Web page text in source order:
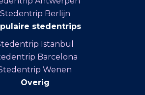
Stedentrip Berlijn
stedentrips
Istanbul
Barcelona
Wenen
Overig